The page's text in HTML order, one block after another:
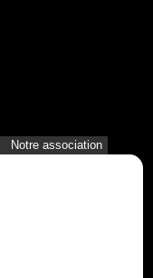
Notre association